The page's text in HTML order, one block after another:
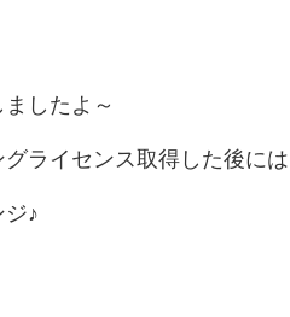
したよ～
ライセンス取得した後に
♪